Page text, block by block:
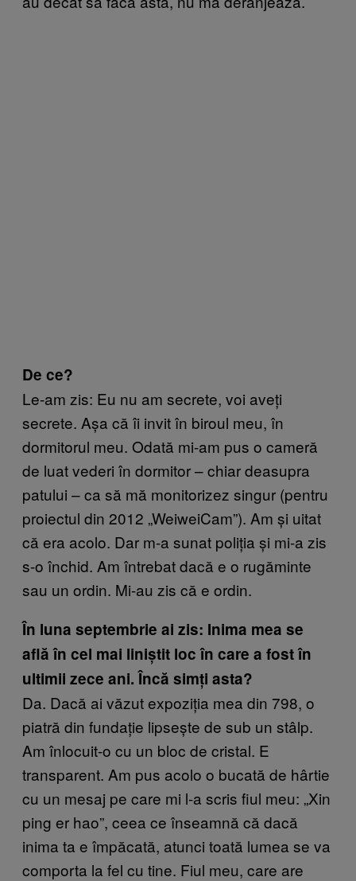
De ce?
Le-am zis: Eu nu am secrete, voi aveți
secrete. Așa că îi invit în biroul meu, în
dormitorul meu. Odată mi-am pus o cameră
de luat vederi în dormitor – chiar deasupra
patului – ca să mă monitorizez singur (pentru
proiectul din 2012 „WeiweiCam”). Am și uitat
că era acolo. Dar m-a sunat poliția și mi-a zis
s-o închid. Am întrebat dacă e o rugăminte
sau un ordin. Mi-au zis că e ordin.
În luna septembrie ai zis: Inima mea se
află în cel mai liniștit loc în care a fost în
ultimii zece ani. Încă simți asta?
Da. Dacă ai văzut expoziția mea din 798, o
piatră din fundație lipsește de sub un stâlp.
Am înlocuit-o cu un bloc de cristal. E
transparent. Am pus acolo o bucată de hârtie
cu un mesaj pe care mi l-a scris fiul meu: „Xin
ping er hao”, ceea ce înseamnă că dacă
inima ta e împăcată, atunci toată lumea se va
comporta la fel cu tine. Fiul meu, care are